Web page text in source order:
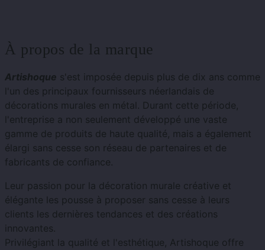
À propos de la marque
Artishoque s'est imposée depuis plus de dix ans comme
l'un des principaux fournisseurs néerlandais de
décorations murales en métal. Durant cette période,
l'entreprise a non seulement développé une vaste
gamme de produits de haute qualité, mais a également
élargi sans cesse son réseau de partenaires et de
fabricants de confiance.
Leur passion pour la décoration murale créative et
élégante les pousse à proposer sans cesse à leurs
clients les dernières tendances et des créations
innovantes.
Privilégiant la qualité et l'esthétique, Artishoque offre